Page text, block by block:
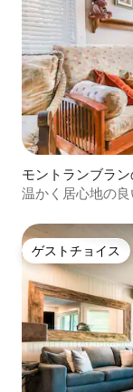
モントランブラ
温かく居心地の
ゲストチョイス
ゲストチョイス